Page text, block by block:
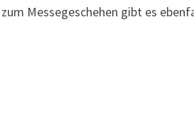
Messegeschehen gibt es